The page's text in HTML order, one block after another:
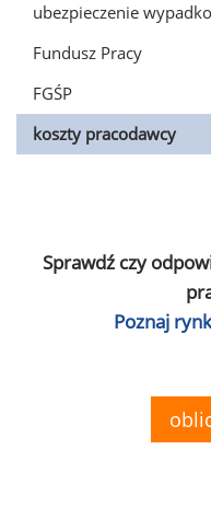
ubezpieczenie
Fundusz Pracy
FGŚP
koszty pracodawcy
Sprawdź czy
Poznaj